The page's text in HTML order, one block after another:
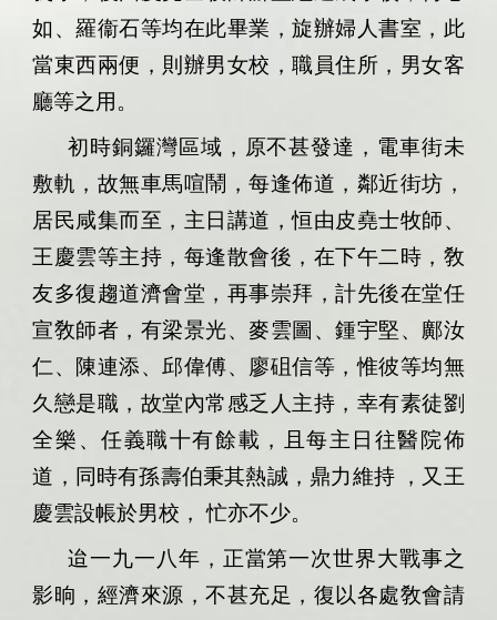
如、羅衞石等均在此畢業，旋辦婦人書室，此
當東西兩便，則辦男女校，職員住所，男女客
廳等之用。
初時銅鑼灣區域，原不甚發達，電車街未
敷軌，故無車馬喧鬧，每逢佈道，鄰近街坊，
居民咸集而至，主日講道，恒由皮堯士牧師、
王慶雲等主持，每逢散會後，在下午二時，敎
友多復趨道濟會堂，再事崇拜，計先後在堂任
宣敎師者，有梁景光、麥雲圖、鍾宇堅、鄺汝
仁、陳連添、邱偉傅、廖砠信等，惟彼等均無
久戀是職，故堂內常感乏人主持，幸有素徒劉
全樂、任義職十有餘載，且每主日往醫院佈
道，同時有孫壽伯秉其熱誠，鼎力維持
，又王
慶雲設帳於男校，
忙亦不少。
迨一九一八年，正當第一次世界大戰事之
影晌，經濟來源，不甚充足，復以各處敎會請